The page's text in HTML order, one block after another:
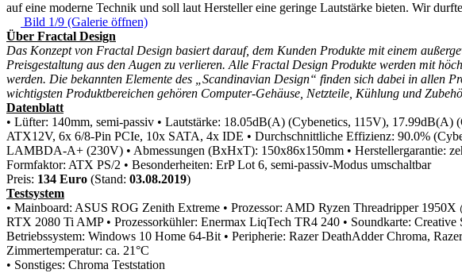
auf eine moderne Technik und soll laut Hersteller eine geringe Lautstärke bieten. Wir
Bild 1/9 (Galerie öffnen)
Über Fractal Design
Das Konzept von Fractal Design basiert darauf, dem Kunden Produkte mit einem
Preisgestaltung aus den Augen zu verlieren. Alle Fractal Design Produkte werden mit
werden. Die bekannten Elemente des „Scandinavian Design“ finden sich dabei in allen
wichtigsten Produktbereichen gehören Computer-Gehäuse, Netzteile, Kühlung und
Datenblatt
• Lüfter: 140mm, semi-passiv • Lautstärke: 18.05dB(A) (Cybenetics, 115V), 17.99dB(A)
ATX12V, 6x 6/8-Pin PCIe, 10x SATA, 4x IDE • Durchschnittliche Effizienz: 90.0%
LAMBDA-A+ (230V) • Abmessungen (BxHxT): 150x86x150mm • Herstellergarantie:
Formfaktor: ATX PS/2 • Besonderheiten: ErP Lot 6, semi-passiv-Modus umschaltbar
Preis: 134 Euro (Stand: 03.08.2019)
Testsystem
• Mainboard: ASUS ROG Zenith Extreme • Prozessor: AMD Ryzen Threadripper
RTX 2080 Ti AMP • Prozessorkühler: Enermax LiqTech TR4 240 • Soundkarte:
Betriebssystem: Windows 10 Home 64-Bit • Peripherie: Razer DeathAdder Chroma,
Zimmertemperatur: ca. 21°C
• Sonstiges: Chroma Teststation